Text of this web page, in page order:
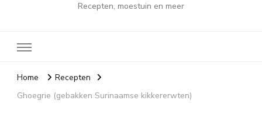
Recepten, moestuin en meer
Home
Recepten
Ghoegrie (gebakken Surinaamse kikkererwten)